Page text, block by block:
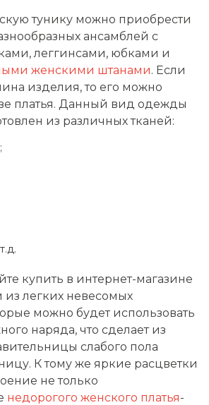
тунику можно приобрести
ансамблей с
леггинсами, юбками и
женскими штанами. Если
изделия, то его можно
платья. Данный вид одежды
из различных тканей:
купить в интернет-магазине
легких невесомых
можно будет использовать
наряда, что сделает из
слабого пола
К тому же яркие расцветки
не только
недорогого женского платья-